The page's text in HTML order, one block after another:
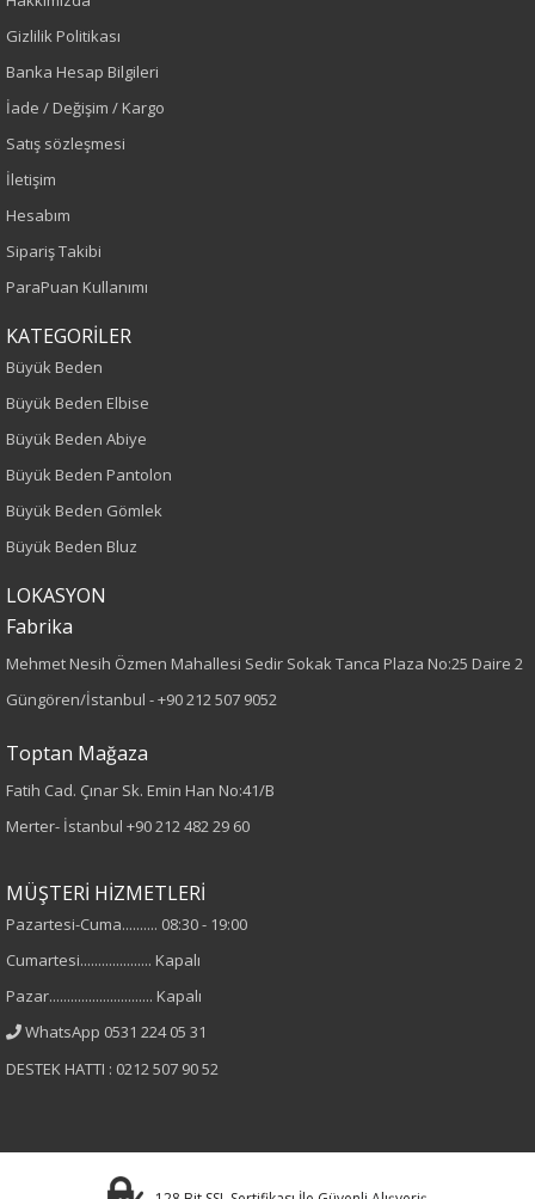
İlkbahar-Yaz
Yetişkin
Büyük Beden
80
Dokuma
Nakışlı
%40 Polyester
Yaka Tipi
Cinsiyet
Kol Tipi
Astar Durumu
Gizlilik Politikası
Banka Hesap Bilgileri
İade / Değişim / Kargo
Satış sözleşmesi
İletişim
Hesabım
Sipariş Takibi
ParaPuan Kullanımı
KATEGORİLER
Büyük Beden
Büyük Beden Elbise
Büyük Beden Abiye
Büyük Beden Pantolon
Büyük Beden Gömlek
Büyük Beden Bluz
LOKASYON
Fabrika
Mehmet Nesih Özmen Mahallesi Sedir Sokak Tanca Plaza No:25 Daire 2
Güngören/İstanbul -+90 212 507 9052
Toptan Mağaza
Fatih Cad. Çınar Sk. Emin Han No:41/B
Merter- İstanbul +90 212 482 29 60
MÜŞTERİ HİZMETLERİ
Pazartesi-Cuma.......... 08:30 - 19:00
Cumartesi.................... Kapalı
Pazar............................. Kapalı
WhatsApp 0531 224 05 31
DESTEK HATTI : 0212 507 90 52